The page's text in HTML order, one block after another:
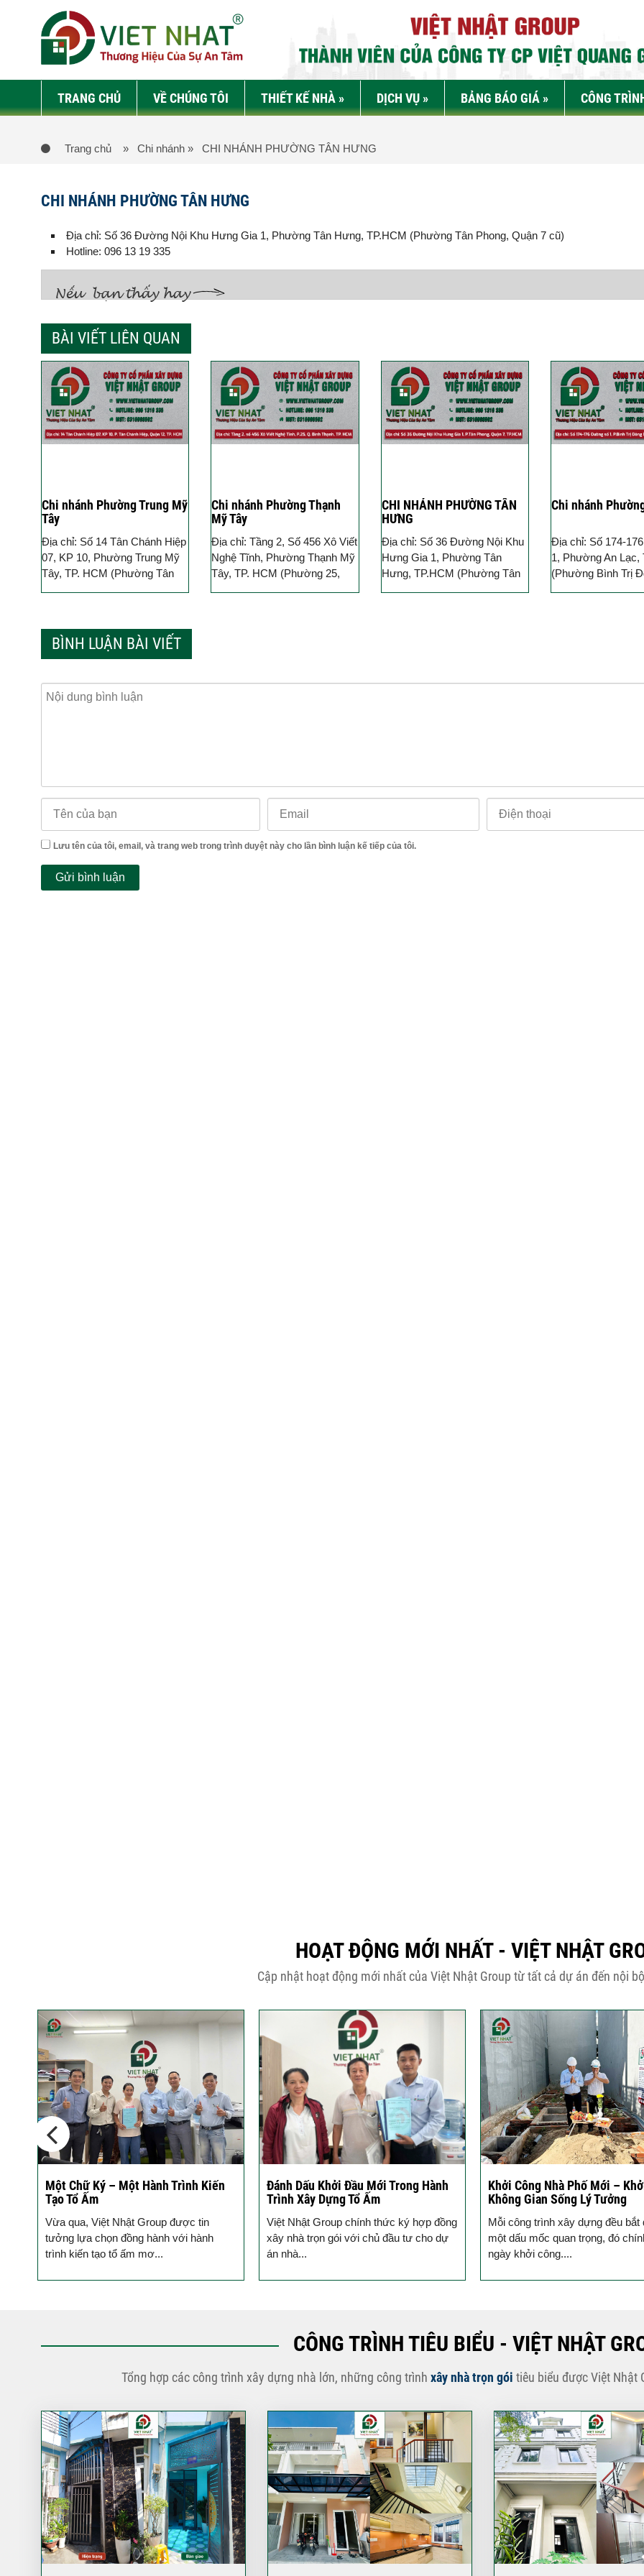
TRANG CHỦ VỀ CHÚNG TÔI THIẾT KẾ NHÀ » DỊCH VỤ » BẢNG BÁO GIÁ » CÔNG
Trang chủ » Chi nhánh » CHI NHÁNH PHƯỜNG TÂN HƯNG
CHI NHÁNH PHƯỜNG TÂN HƯNG
Địa chỉ: Số 36 Đường Nội Khu Hưng Gia 1, Phường Tân Hưng, TP.HCM (Phường Tân Phong, Quận 7 cũ)
Hotline: 096 13 19 335
BÀI VIẾT LIÊN QUAN
Chi nhánh Phường Trung Mỹ
Tây
Địa chỉ: Số 14 Tân Chánh Hiệp
07, KP 10, Phường Trung Mỹ
Tây, TP. HCM (Phường Tân
Hiệp Chánh, Quận 12 cũ)
Chi nhánh Phường Thạnh
Mỹ Tây
Địa chỉ: Tầng 2, Số 456 Xô Viết
Nghệ Tĩnh, Phường Thạnh Mỹ
Tây, TP. HCM (Phường 25,
Quận Bình Thạnh cũ) Hotline:
CHI NHÁNH PHƯỜNG TÂN
HƯNG
Địa chỉ: Số 36 Đường Nội Khu
Hưng Gia 1, Phường Tân
Hưng, TP.HCM (Phường Tân
Phong, Quận 7 cũ) Hotline: 096
Chi nhánh
Địa chỉ: Số 174-
1, Phường An Lạc,
(Phường Bình Trị
quận Bình Tân cũ)
BÌNH LUẬN BÀI VIẾT
Lưu tên của tôi, email, và trang web trong trình duyệt này cho lần bình luận kế tiếp của tôi.
HOẠT ĐỘNG MỚI NHẤT - VIỆT NHẬT
Cập nhật hoạt động mới nhất của Việt Nhật Group từ tất cả dự án đến nội
Một Chữ Ký – Một Hành Trình Kiến
Tạo Tổ Ấm
Vừa qua, Việt Nhật Group được tin
tưởng lựa chọn đồng hành với hành
trình kiến tạo tổ ấm mơ...
Đánh Dấu Khởi Đầu Mới Trong Hành
Trình Xây Dựng Tổ Ấm
Việt Nhật Group chính thức ký hợp đồng
xây nhà trọn gói với chủ đầu tư cho dự
án nhà...
Khởi Công Nhà Phố Mới –
Không Gian Sống Lý Tưởng
Mỗi công trình xây dựng đều bắt
một dấu mốc quan trọng, đó
ngày khởi công....
CÔNG TRÌNH TIÊU BIỂU - VIỆT NHẬT
Tổng hợp các công trình xây dựng nhà lớn, những công trình xây nhà trọn gói tiêu biểu được Việt Nhật